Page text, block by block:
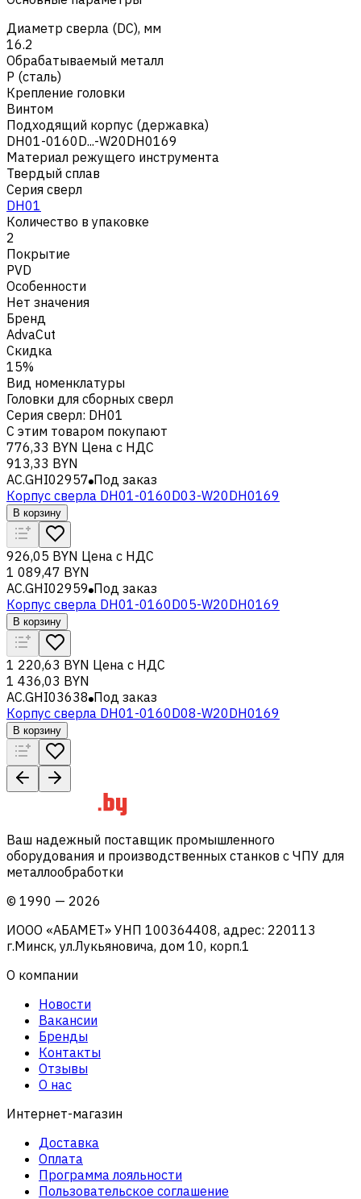
Диаметр сверла (DC), мм
16.2
Обрабатываемый металл
Р (сталь)
Крепление головки
Винтом
Подходящий корпус (державка)
DH01-0160D...-W20DH0169
Материал режущего инструмента
Твердый сплав
Серия сверл
DH01
Количество в упаковке
2
Покрытие
PVD
Особенности
Нет значения
Бренд
AdvaCut
Скидка
15%
Вид номенклатуры
Головки для сборных сверл
Серия сверл: DH01
С этим товаром покупают
776,33 BYN Цена с НДС
913,33 BYN
AC.GHI02957 Под заказ
Корпус сверла DH01-0160D03-W20DH0169
В корзину
926,05 BYN Цена с НДС
1 089,47 BYN
AC.GHI02959 Под заказ
Корпус сверла DH01-0160D05-W20DH0169
В корзину
1 220,63 BYN Цена с НДС
1 436,03 BYN
AC.GHI03638 Под заказ
Корпус сверла DH01-0160D08-W20DH0169
В корзину
Ваш надежный поставщик промышленного
оборудования и производственных станков с ЧПУ для
металлообработки
© 1990 — 2026
ИООО «АБАМЕТ» УНП 100364408, адрес: 220113
г.Минск, ул.Лукьяновича, дом 10, корп.1
О компании
Новости
Вакансии
Бренды
Контакты
Отзывы
О нас
Интернет-магазин
Доставка
Оплата
Программа лояльности
Пользовательское соглашение